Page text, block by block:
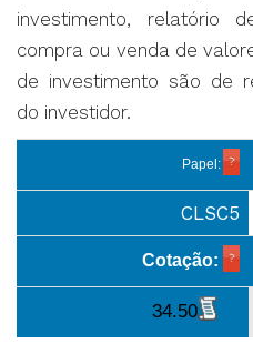
investimento, relatório
compra ou venda de
de investimento são de
do investidor.
Papel:
CLSC5
Cotação:
34.50